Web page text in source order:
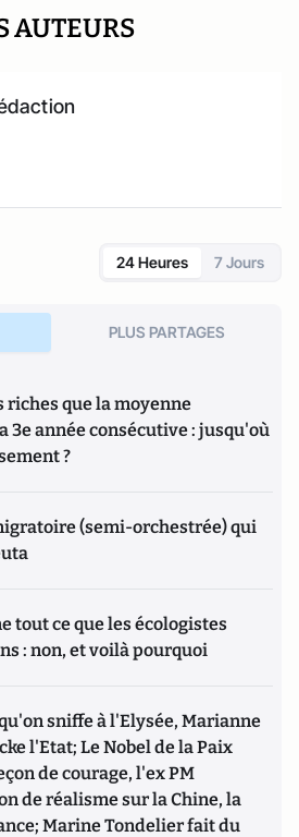
AUTEURS
24 Heures 7 Jours
PLUS PARTAGES
riches que la moyenne
3e année consécutive : jusqu'où
?
(semi-orchestrée) qui
tout ce que les écologistes
: non, et voilà pourquoi
sniffe à l'Elysée, Marianne
l'Etat; Le Nobel de la Paix
de courage, l'ex PM
de réalisme sur la Chine, la
Marine Tondelier fait du